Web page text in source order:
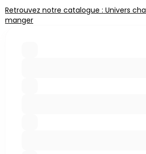
Retrouvez notre catalogue : Univers
manger